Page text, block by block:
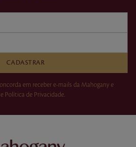
CADASTRAR
em receber e-mails da Mahogany e
Política de Privacidade.